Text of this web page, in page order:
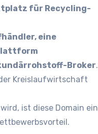
für Recycling-
eine
Broker.
Kreislaufwirtschaft
ist diese Domain ein